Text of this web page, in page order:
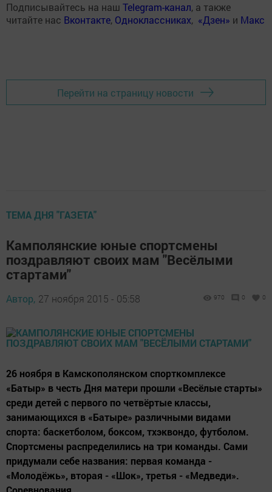
Подписывайтесь на наш Telegram-канал, а также
читайте нас Вконтакте, Одноклассниках, «Дзен» и Макс
Перейти на страницу новости
ТЕМА ДНЯ "ГАЗЕТА"
Камполянские юные спортсмены
поздравляют своих мам "Весёлыми
стартами"
Автор, 27 ноября 2015 - 05:58 970 0 0
26 ноября в Камскополянском спорткомплексе
«Батыр» в честь Дня матери прошли «Весёлые старты»
среди детей с первого по четвёртые классы,
занимающихся в «Батыре» различными видами
спорта: баскетболом, боксом, тхэквондо, футболом.
Спортсмены распределились на три команды. Сами
придумали себе названия: первая команда -
«Молодёжь», вторая - «Шок», третья - «Медведи».